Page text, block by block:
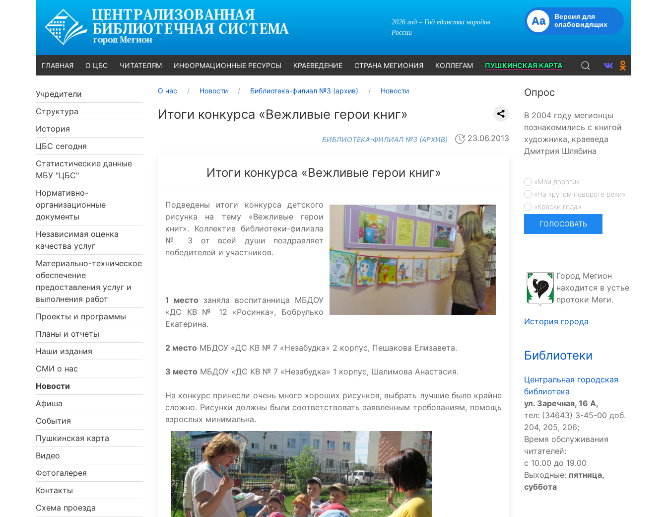
2026 год – Год единства народов
России
Aa
Версия для
слабовидящих
ГЛАВНАЯ О ЦБС ЧИТАТЕЛЯМ ИНФОРМАЦИОННЫЕ РЕСУРСЫ КРАЕВЕДЕНИЕ СТРАНА МЕГИОНИЯ КОЛЛЕГАМ ПУШКИНСКАЯ КАРТА
Учредители
Структура
История
ЦБС сегодня
Статистические данные
МБУ "ЦБС"
Нормативно-
организационные
документы
Независимая оценка
качества услуг
Материально-техническое
обеспечение
предоставления услуг и
выполнения работ
Проекты и программы
Планы и отчеты
Наши издания
СМИ о нас
Новости
Афиша
События
Пушкинская карта
Видео
Фотогалерея
Контакты
Схема проезда
О нас Новости Библиотека-филиал №3 (архив) Новости
Итоги конкурса «Вежливые герои книг»
БИБЛИОТЕКА-ФИЛИАЛ №3 (АРХИВ) 23.06.2013
Итоги конкурса «Вежливые герои книг»
Подведены итоги конкурса детского
рисунка на тему «Вежливые герои
книг». Коллектив библиотеки-филиала
№ 3 от всей души поздравляет
победителей и участников.
1 место заняла воспитанница МБДОУ
«ДС КВ № 12 «Росинка», Бобрулько
Екатерина.
2 место МБДОУ «ДС КВ № 7 «Незабудка» 2 корпус, Пешакова Елизавета.
3 место МБДОУ «ДС КВ № 7 «Незабудка» 1 корпус, Шалимова Анастасия.
На конкурс принесли очень много хороших рисунков, выбрать лучшие было крайне
сложно. Рисунки должны были соответствовать заявленным требованиям, помощь
взрослых минимальна.
Опрос
В 2004 году мегионцы
познакомились с книгой
художника, краеведа
Дмитрия Шлябина
«Мои дороги»
«На крутом повороте реки»
«Краски года»
Город Мегион
находится в устье
протоки Меги.
История города
Библиотеки
Центральная городская
библиотека
ул. Заречная, 16 А,
тел: (34643) 3-45-00 доб.
204, 205, 206;
Время обслуживания
читателей:
с 10.00 до 19.00
Выходные: пятница,
суббота